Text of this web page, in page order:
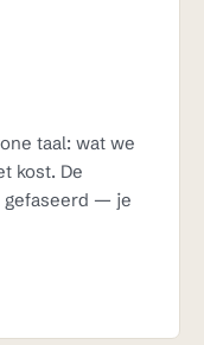
taal: wat we
kost. De
gefaseerd — je